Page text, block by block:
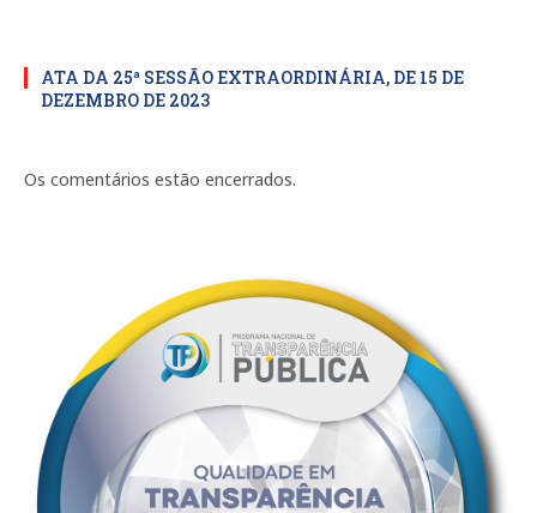
ATA DA 25ª SESSÃO EXTRAORDINÁRIA, DE 15 DE
DEZEMBRO DE 2023
Os comentários estão encerrados.